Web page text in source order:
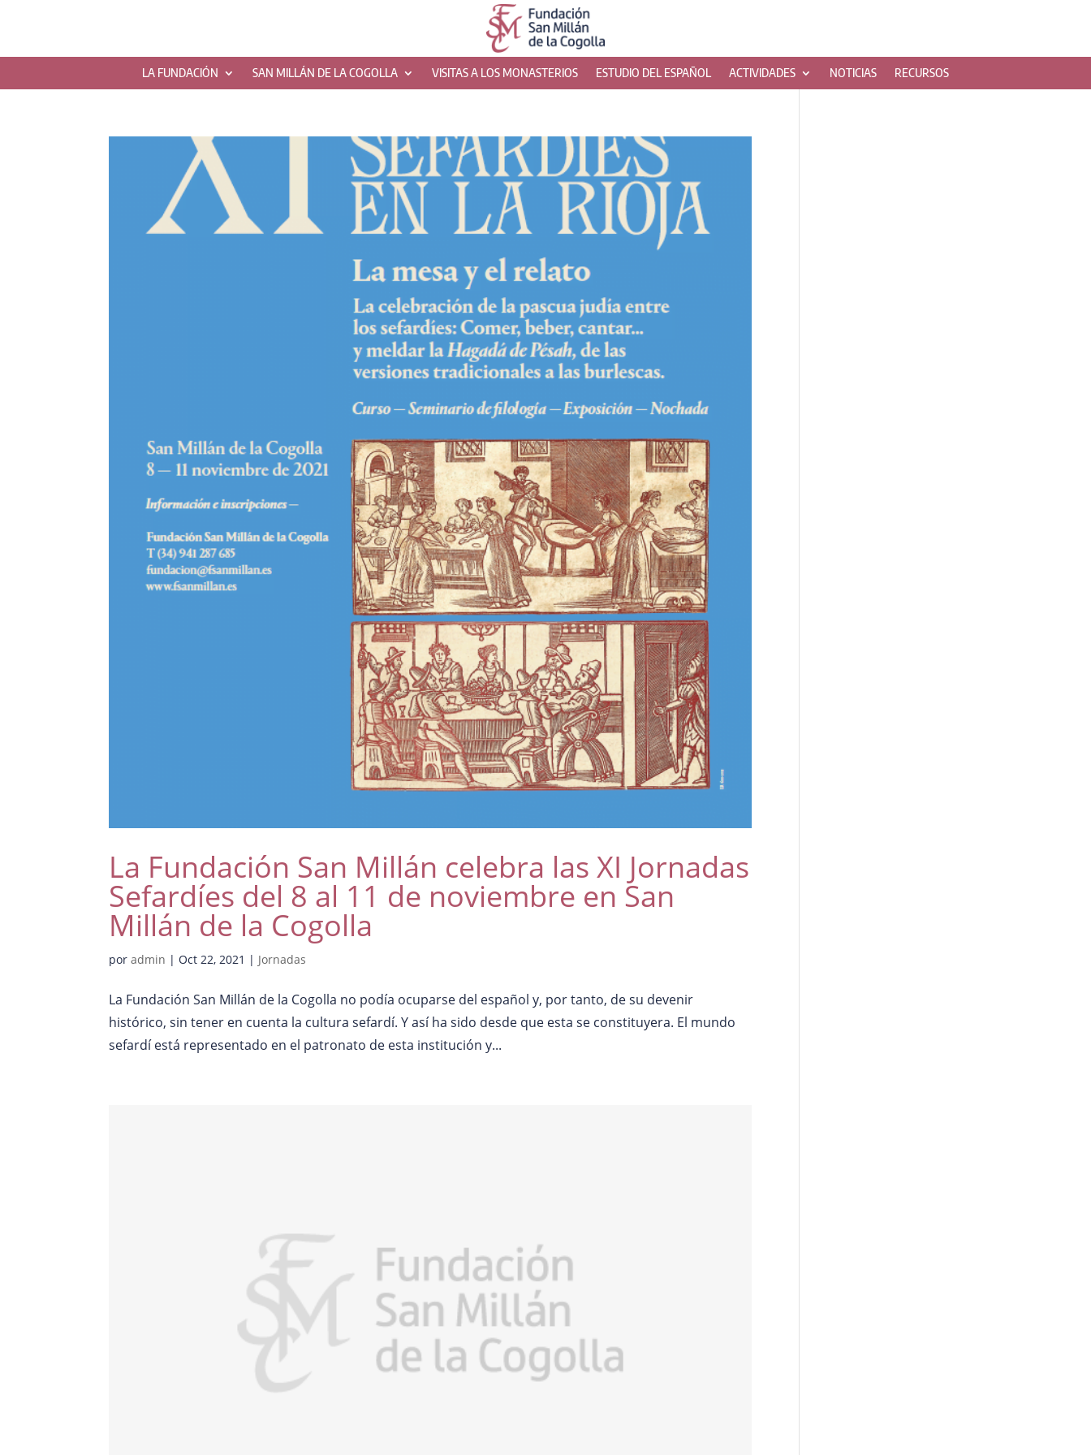
LA FUNDACIÓN SAN MILLÁN DE LA COGOLLA VISITAS A LOS MONASTERIOS ESTUDIO DEL ESPAÑOL ACTIVIDADES NOTICIAS RECURSOS
La Fundación San Millán celebra las XI Jornadas
Sefardíes del 8 al 11 de noviembre en San
Millán de la Cogolla
poradmin |Oct 22, 2021 | Jornadas
La Fundación San Millán de la Cogolla no podía ocuparse del español y, por tanto, de su devenir
histórico, sin tener en cuenta la cultura sefardí. Y así ha sido desde que esta se constituyera. El mundo
sefardí está representado en el patronato de esta institución y...